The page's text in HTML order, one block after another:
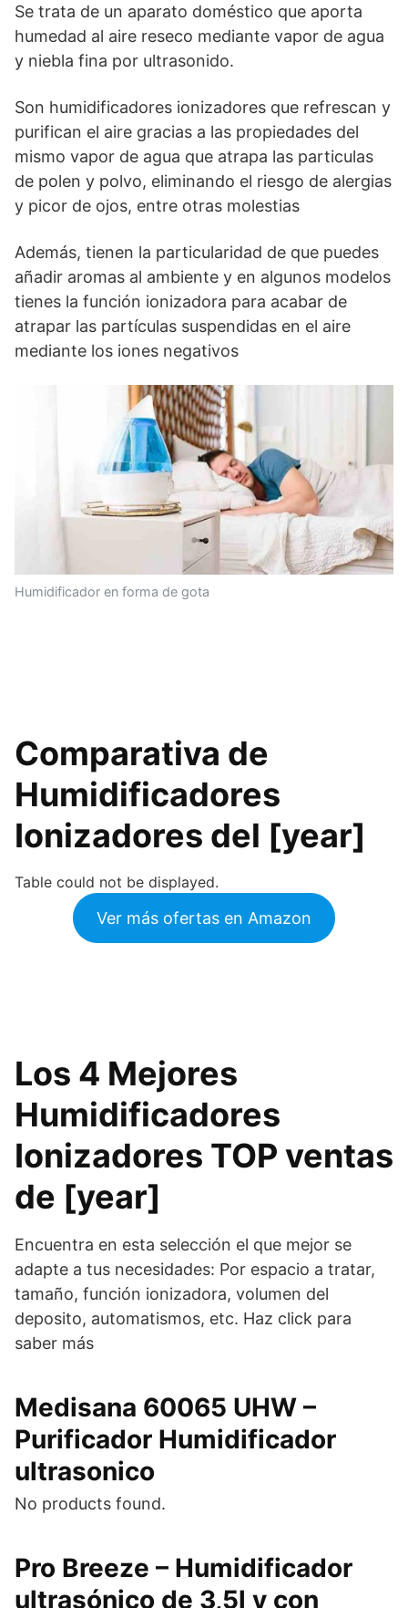
Se trata de un aparato doméstico que aporta
humedad al aire reseco mediante vapor de agua
y niebla fina por ultrasonido.
Son humidificadores ionizadores que refrescan y
purifican el aire gracias a las propiedades del
mismo vapor de agua que atrapa las particulas
de polen y polvo, eliminando el riesgo de alergias
y picor de ojos, entre otras molestias
Además, tienen la particularidad de que puedes
añadir aromas al ambiente y en algunos modelos
tienes la función ionizadora para acabar de
atrapar las partículas suspendidas en el aire
mediante los iones negativos
Humidificador en forma de gota
Comparativa de
Humidificadores
Ionizadores del [year]
Table could not be displayed.
Ver más ofertas en Amazon
Los 4 Mejores
Humidificadores
Ionizadores TOP ventas
de [year]
Encuentra en esta selección el que mejor se
adapte a tus necesidades: Por espacio a tratar,
tamaño, función ionizadora, volumen del
deposito, automatismos, etc. Haz click para
saber más
Medisana 60065 UHW –
Purificador Humidificador
ultrasonico
No products found.
Pro Breeze – Humidificador
ultrasónico de 3,5l y con